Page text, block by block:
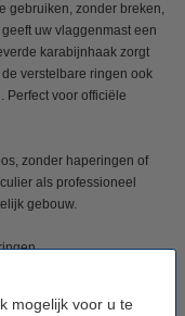
mogelijk voor u te
gebruiken, zonder breken,
uw vlaggenmast een
karabijnhaak zorgt
verstelbare ringen ook
Perfect voor officiële
zonder haperingen of
als professioneel
gebouw.